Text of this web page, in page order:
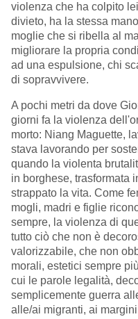
violenza che ha colpito
divieto, ha la stessa
moglie che si ribella al
migliorare la propria
ad una espulsione, chi
di sopravvivere.
A pochi metri da dove
giorni fa la violenza
morto: Niang Maguette,
stava lavorando per
quando la violenta
in borghese, trasformata
strappato la vita. Come
mogli, madri e figlie
sempre, la violenza di
tutto ciò che non è
valorizzabile, che non
morali, estetici sempre
cui le parole legalità,
semplicemente guerra
alle/ai migranti, ai